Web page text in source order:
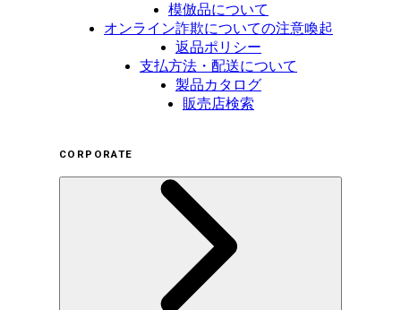
模倣品について
オンライン詐欺についての注意喚起
返品ポリシー
支払方法・配送について
製品カタログ
販売店検索
CORPORATE